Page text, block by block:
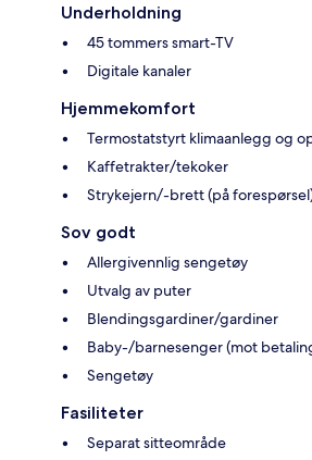
Underholdning
45 tommers smart-TV
Digitale kanaler
Hjemmekomfort
Termostatstyrt klimaanlegg og
Kaffetrakter/tekoker
Strykejern/-brett (på
Sov godt
Allergivennlig sengetøy
Utvalg av puter
Blendingsgardiner/gardiner
Baby-/barnesenger (mot
Sengetøy
Fasiliteter
Separat sitteområde